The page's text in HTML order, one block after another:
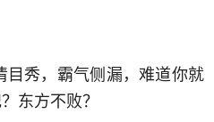
秀，霸气侧漏，难道你就
东方不败？